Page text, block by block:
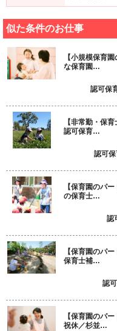
似た条件のお仕事
【小規模保育
な保育園…
認可保
【非常勤・保
認可保育…
認可
【保育園のパ
の保育士…
認
【保育園のパ
保育士補…
認
【保育園のパ
祝休／杉並…